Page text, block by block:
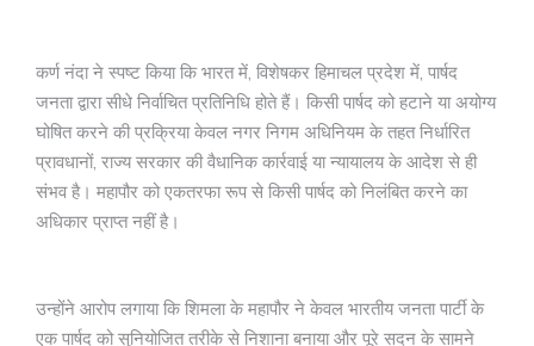
कर्ण नंदा ने स्पष्ट किया कि भारत में, विशेषकर हिमाचल प्रदेश में, पार्षद
जनता द्वारा सीधे निर्वाचित प्रतिनिधि होते हैं। किसी पार्षद को हटाने या अयोग्य
घोषित करने की प्रक्रिया केवल नगर निगम अधिनियम के तहत निर्धारित
प्रावधानों, राज्य सरकार की वैधानिक कार्रवाई या न्यायालय के आदेश से ही
संभव है। महापौर को एकतरफा रूप से किसी पार्षद को निलंबित करने का
अधिकार प्राप्त नहीं है।
उन्होंने आरोप लगाया कि शिमला के महापौर ने केवल भारतीय जनता पार्टी के
एक पार्षद को सुनियोजित तरीके से निशाना बनाया और पूरे सदन के सामने